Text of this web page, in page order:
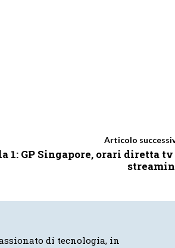
Articolo
1: GP Singapore, orari diretta tv
di tecnologia, in